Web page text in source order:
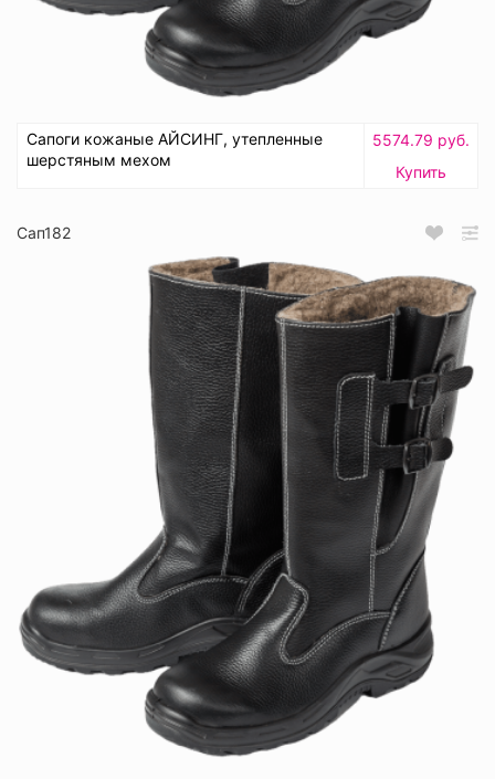
Сапоги кожаные АЙСИНГ, утепленные
шерстяным мехом
5574.79 руб.
Купить
Сап182